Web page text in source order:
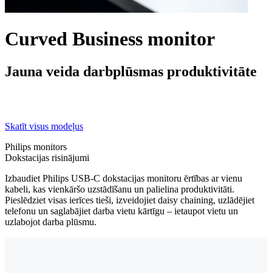
Curved Business monitor
Jauna veida darbplūsmas produktivitāte
Skatīt visus modeļus
Philips monitors
Dokstacijas risinājumi
Izbaudiet Philips USB-C dokstacijas monitoru ērtības ar vienu
kabeli, kas vienkāršo uzstādīšanu un palielina produktivitāti.
Pieslēdziet visas ierīces tieši, izveidojiet daisy chaining, uzlādējiet
telefonu un saglabājiet darba vietu kārtīgu – ietaupot vietu un
uzlabojot darba plūsmu.